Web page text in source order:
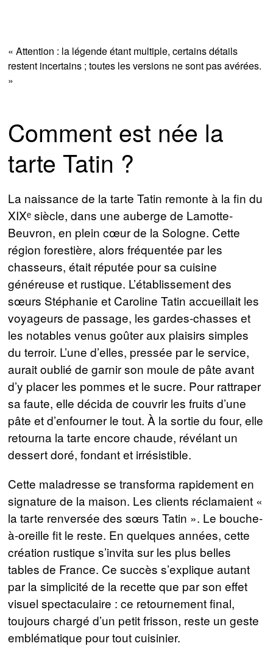
« Attention : la légende étant multiple, certains détails
restent incertains ; toutes les versions ne sont pas avérées.
»
Comment est née la
tarte Tatin ?
La naissance de la tarte Tatin remonte à la fin du
XIXᵉ siècle, dans une auberge de Lamotte-
Beuvron, en plein cœur de la Sologne. Cette
région forestière, alors fréquentée par les
chasseurs, était réputée pour sa cuisine
généreuse et rustique. L’établissement des
sœurs Stéphanie et Caroline Tatin accueillait les
voyageurs de passage, les gardes-chasses et
les notables venus goûter aux plaisirs simples
du terroir. L’une d’elles, pressée par le service,
aurait oublié de garnir son moule de pâte avant
d’y placer les pommes et le sucre. Pour rattraper
sa faute, elle décida de couvrir les fruits d’une
pâte et d’enfourner le tout. À la sortie du four, elle
retourna la tarte encore chaude, révélant un
dessert doré, fondant et irrésistible.
Cette maladresse se transforma rapidement en
signature de la maison. Les clients réclamaient «
la tarte renversée des sœurs Tatin ». Le bouche-
à-oreille fit le reste. En quelques années, cette
création rustique s’invita sur les plus belles
tables de France. Ce succès s’explique autant
par la simplicité de la recette que par son effet
visuel spectaculaire : ce retournement final,
toujours chargé d’un petit frisson, reste un geste
emblématique pour tout cuisinier.